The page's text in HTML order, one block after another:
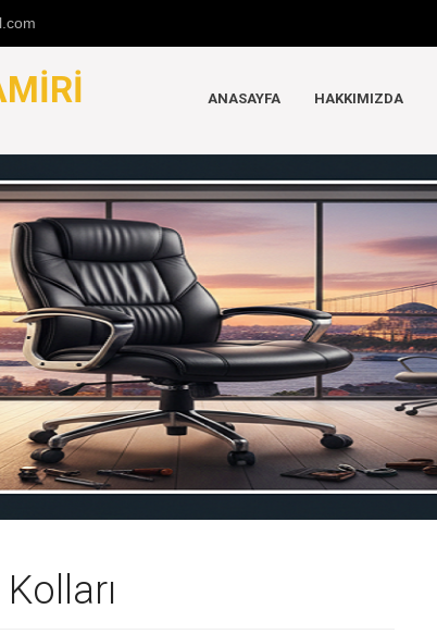
ANASAYFA HAKKIMIZDA